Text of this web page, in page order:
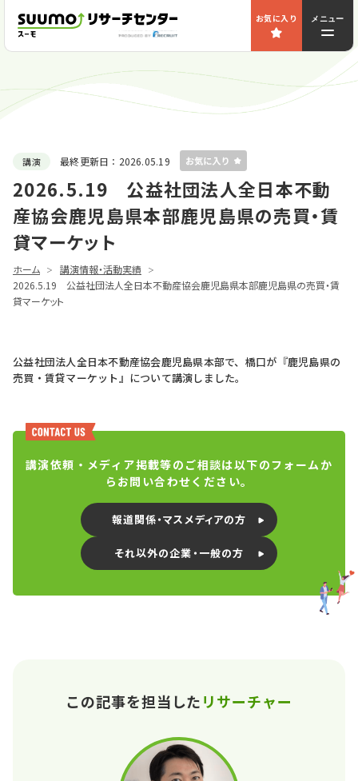
お気に入り メニュー
講演 最終更新日： 2026.05.19
2026.5.19 公益社団法人全日本不動
産協会鹿児島県本部鹿児島県の売買・賃
貸マーケット
ホーム
講演情報・活動実績
2026.5.19 公益社団法人全日本不動産協会鹿児島県本部鹿児島県の売買・賃
貸マーケット
公益社団法人全日本不動産協会鹿児島県本部で、橋口が『鹿児島県の
売買・賃貸マーケット』について講演しました。
講演依頼・メディア掲載等のご相談は以下のフォームか
らお問い合わせください。
報道関係・マスメディアの方
それ以外の企業・一般の方
この記事を担当したリサーチャー